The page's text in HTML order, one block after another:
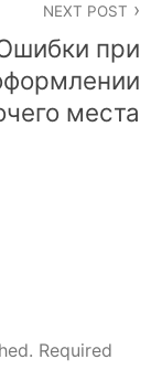
NEXT POST
при
места
Required